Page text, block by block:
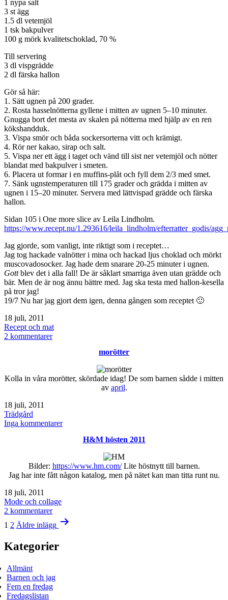
1 nypa salt
3 st ägg
1.5 dl vetemjöl
1 tsk bakpulver
100 g mörk kvalitetschoklad, 70 %
Till servering
3 dl vispgrädde
2 dl färska hallon
Gör så här:
1. Sätt ugnen på 200 grader.
2. Rosta hasselnötterna gyllene i mitten av ugnen 5–10 minuter.
Gnugga bort det mesta av skalen på nötterna med hjälp av en ren
kökshandduk.
3. Vispa smör och båda sockersorterna vitt och krämigt.
4. Rör ner kakao, sirap och salt.
5. Vispa ner ett ägg i taget och vänd till sist ner vetemjöl och nötter
blandat med bakpulver i smeten.
6. Placera ut formar i en muffins-plåt och fyll dem 2/3 med smet.
7. Sänk ugnstemperaturen till 175 grader och grädda i mitten av
ugnen i 15–20 minuter. Servera med lättvispad grädde och färska
hallon.
Sidan 105 i One more slice av Leila Lindholm.
https://www.recept.nu/1.293616/leila_lindholm/efterratter_godis/
Jag gjorde, som vanligt, inte riktigt som i receptet…
Jag tog hackade valnötter i mina och hackad ljus choklad och mörkt
muscovadosocker. Jag hade dem snarare 20-25 minuter i ugnen.
Gottblev det i alla fall! De är såklart smarriga även utan grädde och
bär. Men de är nog ännu bättre med. Jag ska testa med hallon-kesella
på tror jag!
19/7 Nu har jag gjort dem igen, denna gången som receptet 🙂
Publicerat
den
18 juli, 2011
Kategoriserat
som
Recept och mat
2 kommentarertill
morötter
Kolla in våra morötter, skördade idag! De som barnen sådde i mitten
av april.
Publicerat
den
18 juli, 2011
Kategoriserat
som
Trädgård
Inga kommentarertill
H&M hösten 2011
Bilder: https://www.hm.com/Lite höstnytt till barnen.
Jag har inte fått någon katalog, men på nätet kan man titta runt nu.
Publicerat
den
18 juli, 2011
Kategoriserat
som
Mode och collage
2 kommentarertill
H&M
hösten
Sidnumrering
inlägg
1 2 Äldre inlägg
Kategorier
Allmänt
Barnen och jag
Fem en fredag
Fredagslistan